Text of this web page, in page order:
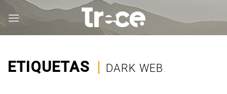
ETIQUETAS | DARK WEB.